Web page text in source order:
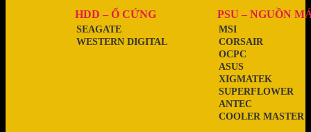
HDD – Ổ CỨNG
WESTERN DIGITAL
SEAGATE
PSU – NGUỒN
COOLER MASTER
ANTEC
SUPERFLOWER
XIGMATEK
ASUS
OCPC
CORSAIR
MSI